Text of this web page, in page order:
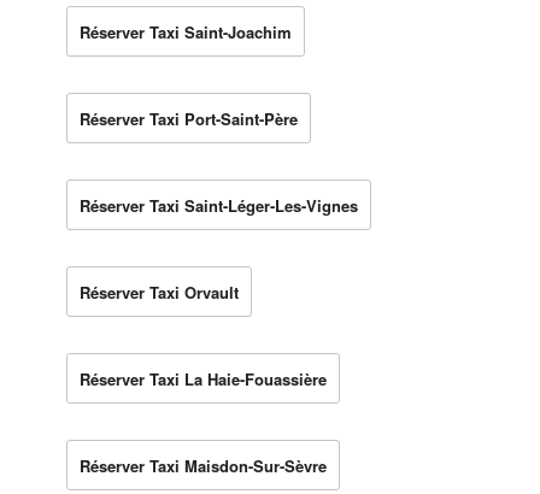
Réserver Taxi Saint-Joachim
Réserver Taxi Port-Saint-Père
Réserver Taxi Saint-Léger-Les-Vignes
Réserver Taxi Orvault
Réserver Taxi La Haie-Fouassière
Réserver Taxi Maisdon-Sur-Sèvre